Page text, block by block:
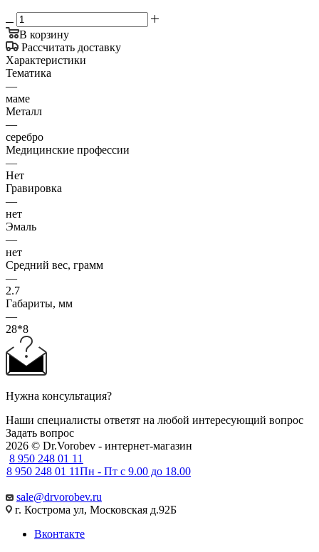
В корзину
Рассчитать доставку
Характеристики
Тематика
—
маме
Металл
—
серебро
Медицинские профессии
—
Нет
Гравировка
—
нет
Эмаль
—
нет
Средний вес, грамм
—
2.7
Габариты, мм
—
28*8
Нужна консультация?
Наши специалисты ответят на любой интересующий вопрос
Задать вопрос
2026 © Dr.Vorobev - интернет-магазин
8 950 248 01 11
8 950 248 01 11Пн - Пт с 9.00 до 18.00
sale@drvorobev.ru
г. Кострома ул, Московская д.92Б
Вконтакте